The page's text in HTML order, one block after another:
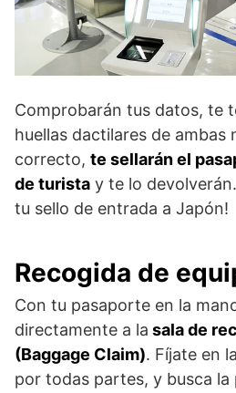
Comprobarán tus datos, te
huellas dactilares de ambas
correcto, te sellarán el
de turista y te lo
tu sello de entrada a Japón!
Recogida de
Con tu pasaporte en la
directamente a la sala de
(Baggage Claim). Fíjate en
por todas partes, y busca la